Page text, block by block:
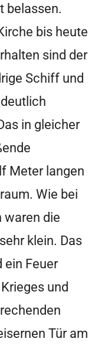
belassen.
bis heute
sind der
Schiff und
in gleicher
Meter langen
Wie bei
waren die
klein. Das
ein Feuer
und
Tür am